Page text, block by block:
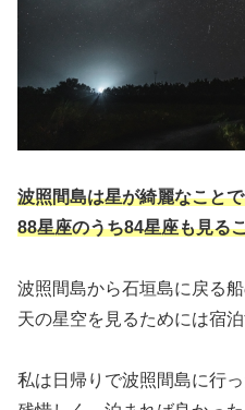
波照間島は星が綺麗なこと
88星座のうち84星座も見る
波照間島から石垣島に戻る
天の星空を見るためには宿
私は日帰りで波照間島に行